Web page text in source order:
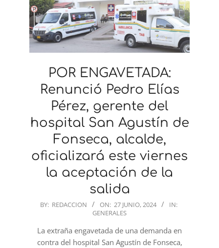
POR ENGAVETADA:
Renunció Pedro Elías
Pérez, gerente del
hospital San Agustín de
Fonseca, alcalde,
oficializará este viernes
la aceptación de la
salida
2024-
BY: REDACCION ON: 27 JUNIO, 2024
IN:
GENERALES
La extraña engavetada de una demanda en
contra del hospital San Agustín de Fonseca,